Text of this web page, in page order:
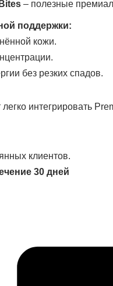
– полезные
поддержки:
кожи.
без резких спадов.
интегрировать
клиентов.
30 дней